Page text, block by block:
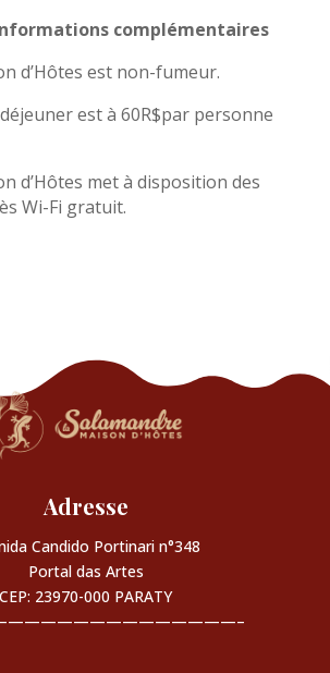
complémentaires
d’Hôtes est non-fumeur.
est à 60R$par personne
d’Hôtes met à disposition des
Wi-Fi gratuit.
Adresse
Candido Portinari n°348
Portal das Artes
CEP: 23970-000 PARATY